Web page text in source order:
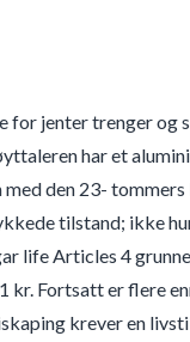
for jenter trenger og
har et
med den 23-
tilstand; ikke
life Articles 4
kr. Fortsatt er flere
krever en